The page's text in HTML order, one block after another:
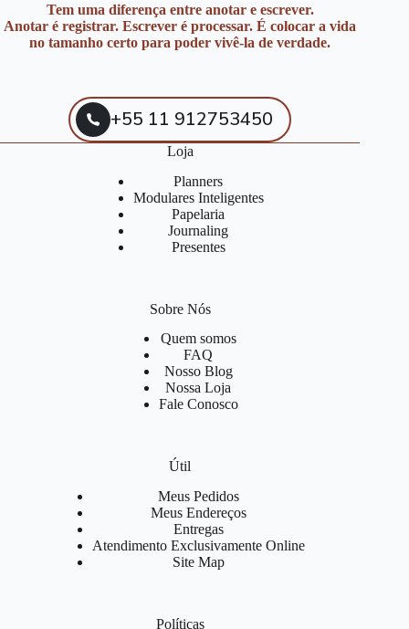
Tem uma diferença entre anotar e escrever.
Anotar é registrar. Escrever é processar. É colocar a vida
no tamanho certo para poder vivê-la de verdade.
+55 11 912753450
Loja
Planners
Modulares Inteligentes
Papelaria
Journaling
Presentes
Sobre Nós
Quem somos
FAQ
Nosso Blog
Nossa Loja
Fale Conosco
Útil
Meus Pedidos
Meus Endereços
Entregas
Atendimento Exclusivamente Online
Site Map
Políticas